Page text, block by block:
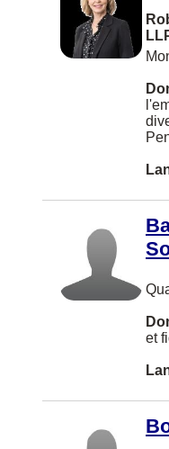
Cote Saint-
Cote St. Luc
Crystal City
Cultus Lake
Cumberland
DUNCAN
Dauphin
Detroit
Drummond
Dufferin,
Dundas
Dunrobin
et